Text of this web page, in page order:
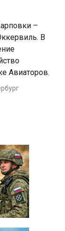
–
В
Авиаторов.